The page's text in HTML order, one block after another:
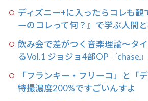
ディズニー+に入ったらコレも観
ーのコレって何？』で学ぶ人間
飲み会で差がつく音楽理論〜タ
るVol.1 ジョジョ4部OP『chase
「フランキー・フリーコ」と「
特撮濃度200%ですごいんすよ